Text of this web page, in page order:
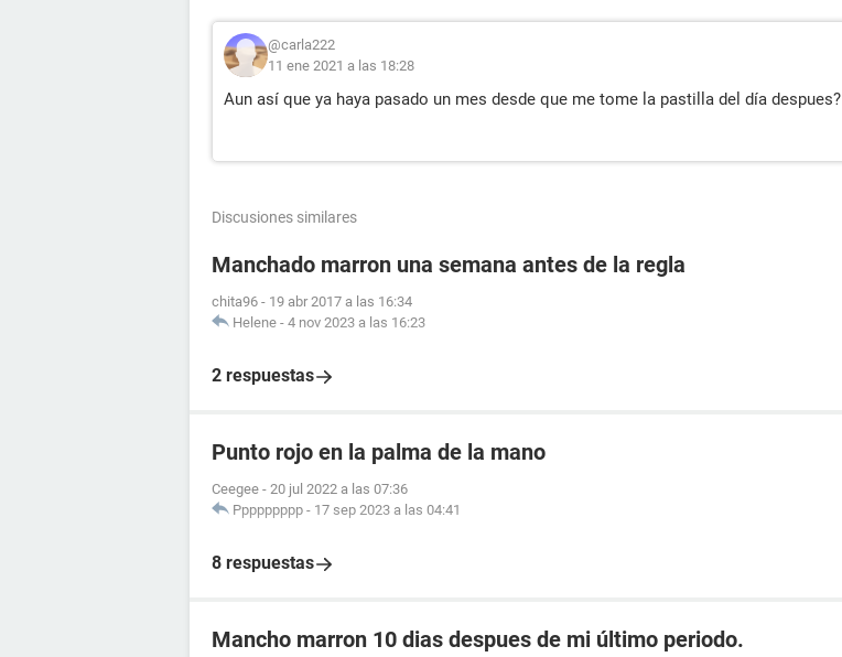
@carla222
11 ene 2021 a las 18:28
Aun así que ya haya pasado un mes desde que me tome la pastilla del día despues?
Discusiones similares
Manchado marron una semana antes de la regla
chita96 - 19 abr 2017 a las 16:34
Helene - 4 nov 2023 a las 16:23
2 respuestas
Punto rojo en la palma de la mano
Ceegee - 20 jul 2022 a las 07:36
Ppppppppp - 17 sep 2023 a las 04:41
8 respuestas
Mancho marron 10 dias despues de mi último periodo.